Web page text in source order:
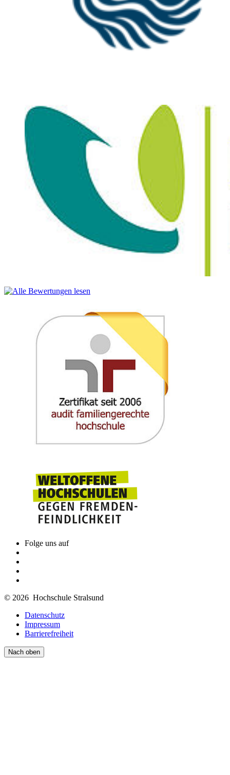
Folge uns auf
© 2026 Hochschule Stralsund
Datenschutz
Impressum
Barrierefreiheit
Nach oben